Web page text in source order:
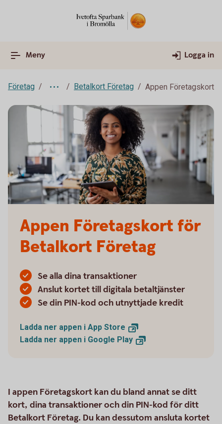
Meny Logga in
Företag Betalkort Företag Appen Företagskort
Appen Företagskort för
Betalkort Företag
Se alla dina transaktioner
Anslut kortet till digitala betaltjänster
Se din PIN-kod och utnyttjade kredit
Ladda ner appen i App Store
Ladda ner appen i Google Play
I appen Företagskort kan du bland annat se ditt
kort, dina transaktioner och din PIN-kod för ditt
Betalkort Företag. Du kan dessutom ansluta kortet